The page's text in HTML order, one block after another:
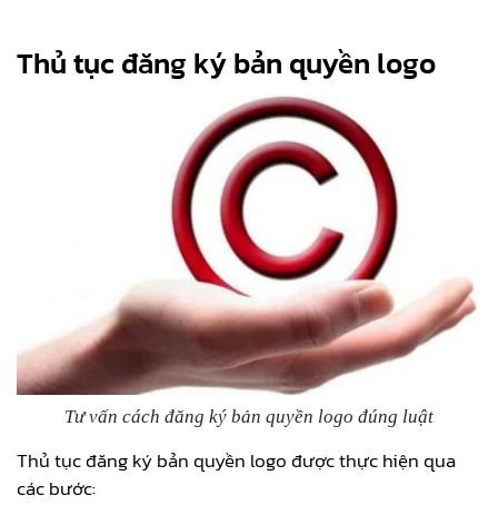
Thủ tục đăng ký bản quyền logo
Tư vấn cách đăng ký bản quyền logo đúng luật
Thủ tục đăng ký bản quyền logo được thực hiện qua
các bước: